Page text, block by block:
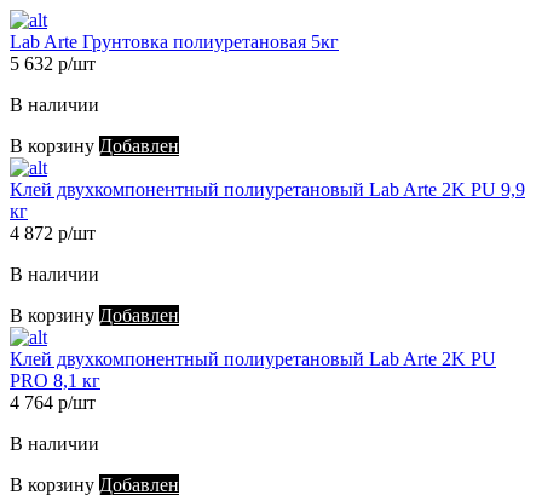
Lab Arte Грунтовка полиуретановая 5кг
5 632 р/шт
В наличии
В корзину Добавлен
Клей двухкомпонентный полиуретановый Lab Arte 2K PU 9,9
кг
4 872 р/шт
В наличии
В корзину Добавлен
Клей двухкомпонентный полиуретановый Lab Arte 2K PU
PRO 8,1 кг
4 764 р/шт
В наличии
В корзину Добавлен